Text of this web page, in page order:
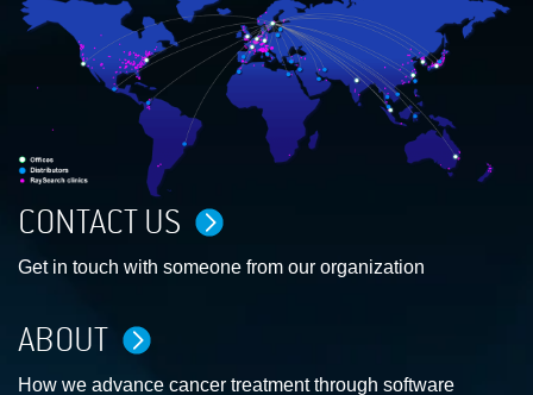
CONTACT US
Get in touch with someone from our organization
ABOUT
How we advance cancer treatment through software